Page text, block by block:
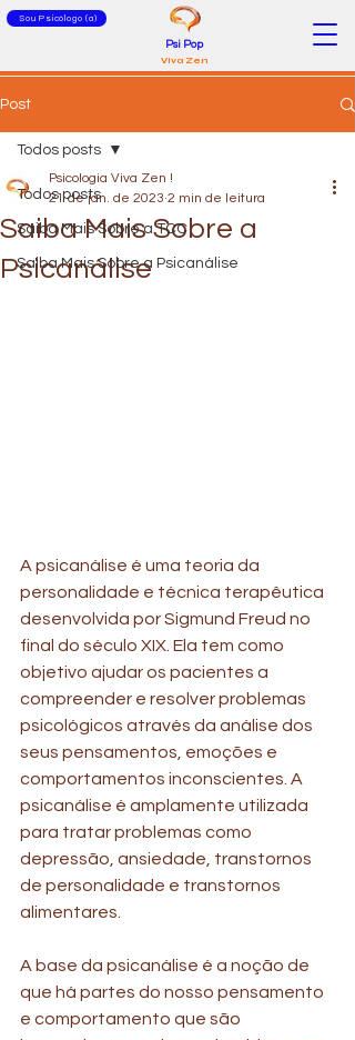
Sou Psicólogo (a)
Psi Pop
Viva Zen
Post
Todos posts
Saiba Mais Sobre a TCC
Saiba Mais Sobre a Psicanálise
Todos posts
Saiba Mais Sobre a
Psicanálise
Psicologia Viva Zen !
21 de jan. de 2023 2 min de leitura
A psicanálise é uma teoria da
personalidade e técnica terapêutica
desenvolvida por Sigmund Freud no
final do século XIX. Ela tem como
objetivo ajudar os pacientes a
compreender e resolver problemas
psicológicos através da análise dos
seus pensamentos, emoções e
comportamentos inconscientes. A
psicanálise é amplamente utilizada
para tratar problemas como
depressão, ansiedade, transtornos
de personalidade e transtornos
alimentares.
A base da psicanálise é a noção de
que há partes do nosso pensamento
e comportamento que são